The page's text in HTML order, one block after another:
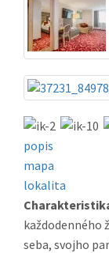
popis
mapa
lokalita
každodenného
seba, svojho